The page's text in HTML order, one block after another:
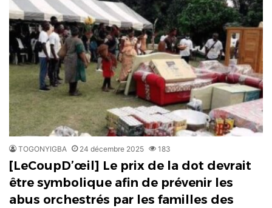
TOGONYIGBA 24 décembre 2025 183
[LeCoupD’œil] Le prix de la dot devrait
être symbolique afin de prévenir les
abus orchestrés par les familles des